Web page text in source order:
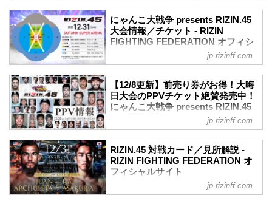
いたまスーパーアリーナで開催される
Yogibo presents RIZIN.30のリングだ！リ
ングを華麗に...
にゃんこ大戦争 presents RIZIN.45
大会情報／チケット - RIZIN
FIGHTING FEDERATION オフィシ
【12/21更新】冠スポンサー決定のお知ら
せ
「にゃんこ大戦争」が冠スポンサーに決
にゃんこ大戦争 | ポノス株式会社
www.ponos.jp
MOVIE
【Trailer】RIZIN.45 in さいたまスーパー
アリーナ
にゃんこ大戦争presents RIZIN.45大会概
jp.rizinff.com
【12/8更新】前売り券がお得！大晦
日大会のPPVチケット絶賛発売中！
にゃんこ大戦争 presents RIZIN.45
PPV配信情報 - RIZIN FIGHTING
FEDERATION オフィシャルサイト
今年の大晦日、さいたまスーパーアリー
ナにて開催されるにゃんこ大戦争
presents RIZIN.45のPPV配信チケット
が、12月8日（金）12時よりABEMA、U-
NEXT、RIZIN 100 CLUB、RIZIN LIVEに
jp.rizinff.com
RIZIN.45 対戦カード／見所解説 -
RIZIN FIGHTING FEDERATION オ
フィシャルサイト
フアン・アーチュレッタ vs. 朝倉海
jp.rizinff.com